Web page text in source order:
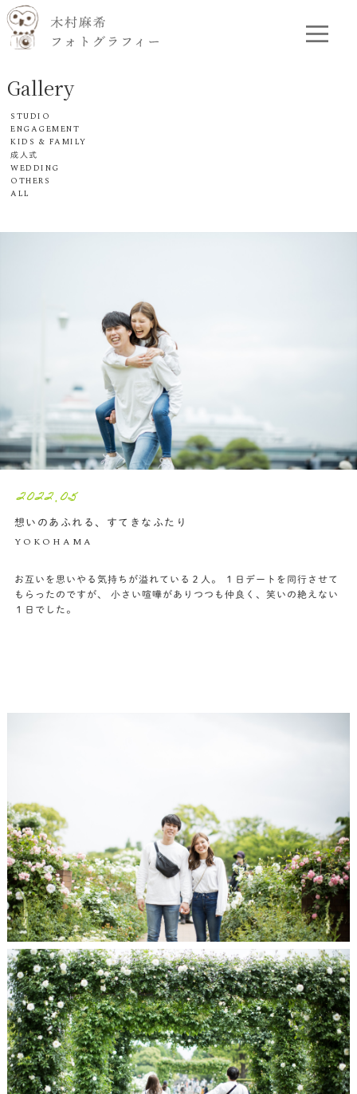
Gallery
STUDIO
ENGAGEMENT
KIDS & FAMILY
成人式
WEDDING
OTHERS
ALL
2022.05
想いのあふれる、すてきなふたり
YOKOHAMA
お互いを思いやる気持ちが溢れている２人。 １日デートを同行させて
もらったのですが、 小さい喧嘩がありつつも仲良く、笑いの絶えない
１日でした。